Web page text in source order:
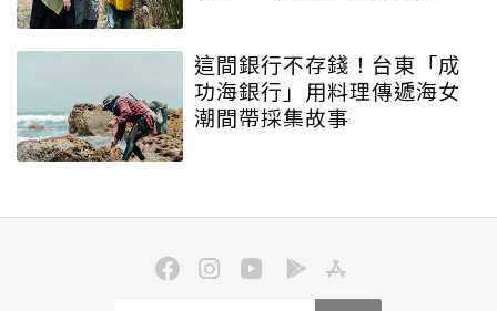
這間銀行不存錢！台東「成
功海銀行」用料理傳遞海女
潮間帶採集故事